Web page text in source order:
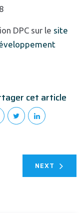
DPC sur le site
cet article
NEXT